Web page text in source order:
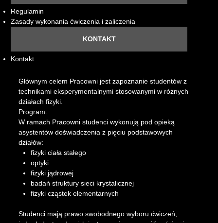
Regulamin
Zasady wykonania ćwiczenia i zaliczenia
KONTAKT
Kontakt
Głównym celem Pracowni jest zapoznanie studentów z
technikami eksperymentalnymi stosowanymi w różnych
działach fizyki.
Program:
W ramach Pracowni studenci wykonują pod opieką
asystentów doświadczenia z pięciu podstawowych
działów:
fizyki ciała stałego
optyki
fizyki jądrowej
badań struktury sieci krystalicznej
fizyki cząstek elementarnych
Studenci mają prawo swobodnego wyboru ćwiczeń,